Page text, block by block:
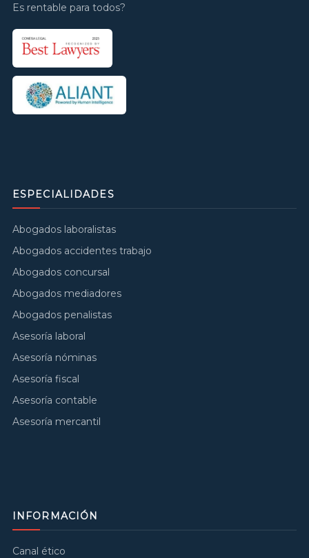
Es rentable para todos?
ESPECIALIDADES
Abogados laboralistas
Abogados accidentes trabajo
Abogados concursal
Abogados mediadores
Abogados penalistas
Asesoría laboral
Asesoría nóminas
Asesoría fiscal
Asesoría contable
Asesoría mercantil
INFORMACIÓN
Canal ético